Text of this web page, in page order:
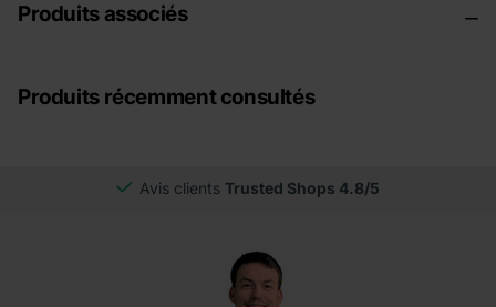
Produits associés
Produits récemment consultés
Avis clients Trusted Shops 4.8/5